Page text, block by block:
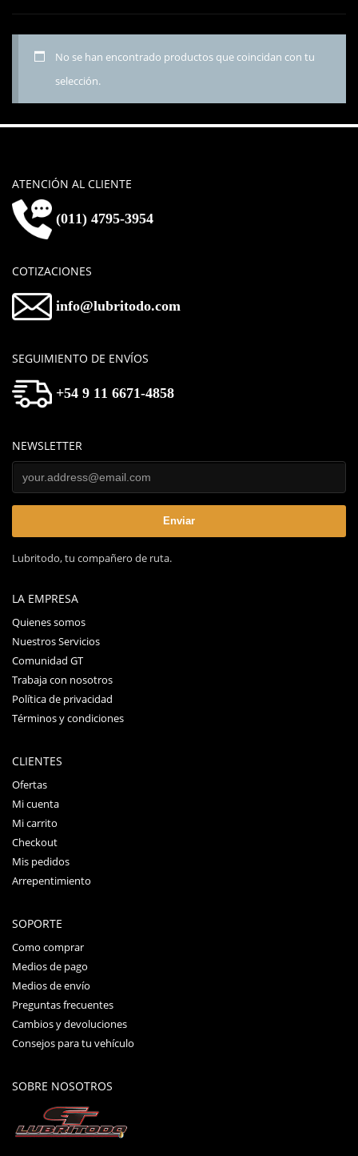
No se han encontrado productos que coincidan con tu
selección.
ATENCIÓN AL CLIENTE
(011) 4795-3954
COTIZACIONES
info@lubritodo.com
SEGUIMIENTO DE ENVÍOS
+54 9 11 6671-4858
NEWSLETTER
Lubritodo, tu compañero de ruta.
LA EMPRESA
Quienes somos
Nuestros Servicios
Comunidad GT
Trabaja con nosotros
Política de privacidad
Términos y condiciones
CLIENTES
Ofertas
Mi cuenta
Mi carrito
Checkout
Mis pedidos
Arrepentimiento
SOPORTE
Como comprar
Medios de pago
Medios de envío
Preguntas frecuentes
Cambios y devoluciones
Consejos para tu vehículo
SOBRE NOSOTROS